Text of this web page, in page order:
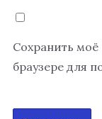
Сохранить моё
браузере для